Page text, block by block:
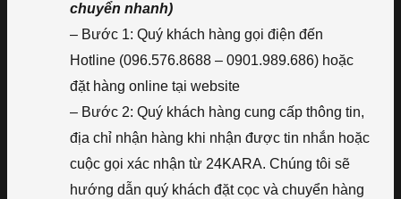
chuyển nhanh)
– Bước 1: Quý khách hàng gọi điện đến
Hotline (096.576.8688 – 0901.989.686) hoặc
đặt hàng online tại website
– Bước 2: Quý khách hàng cung cấp thông tin,
địa chỉ nhận hàng khi nhận được tin nhắn hoặc
cuộc gọi xác nhận từ 24KARA. Chúng tôi sẽ
hướng dẫn quý khách đặt cọc và chuyển hàng